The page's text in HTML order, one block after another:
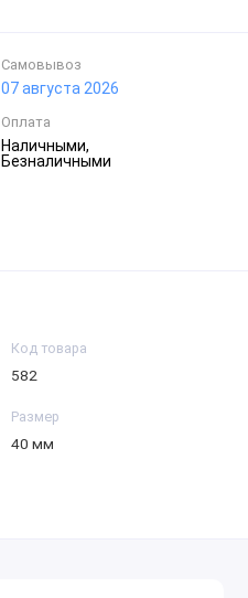
Самовывоз
07 августа 2026
Оплата
Наличными,
Безналичными
Код товара
582
Размер
40 мм